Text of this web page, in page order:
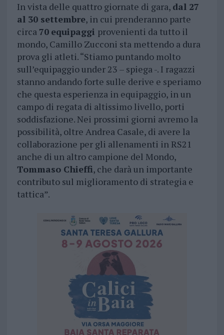
In vista delle quattro giornate di gara, dal 27
al 30 settembre, in cui prenderanno parte
circa70 equipaggi provenienti da tutto il
mondo, Camillo Zucconi sta mettendo a dura
prova gli atleti. “Stiamo puntando molto
sull’equipaggio under 23 – spiega -. I ragazzi
stanno andando forte sulle derive e speriamo
che questa esperienza in equipaggio, in un
campo di regata di altissimo livello, porti
soddisfazione. Nei prossimi giorni avremo la
possibilità, oltre Andrea Casale, di avere la
collaborazione per gli allenamenti in RS21
anche di un altro campione del Mondo,
Tommaso Chieffi, che darà un importante
contributo sul miglioramento di strategia e
tattica”.